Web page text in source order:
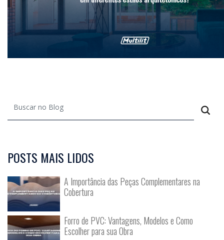
POSTS MAIS LIDOS
A Importância das Peças Complementares na
Cobertura
Forro de PVC: Vantagens, Modelos e Como
Escolher para sua Obra